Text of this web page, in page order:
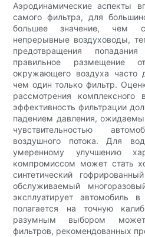
Аэродинамические аспекты
самого фильтра, для
большее значение, чем
непрерывные воздуховоды,
предотвращения
правильное размещение
окружающего воздуха часто
чем один только фильтр.
рассмотрения комплексного
эффективность фильтрации
падением давления,
чувствительностью
воздушного потока. Для
умеренному улучшению
компромиссом может стать
синтетический
обслуживаемый
эксплуатирует автомобиль
полагается на точную
разумным выбором
фильтров, рекомендованных